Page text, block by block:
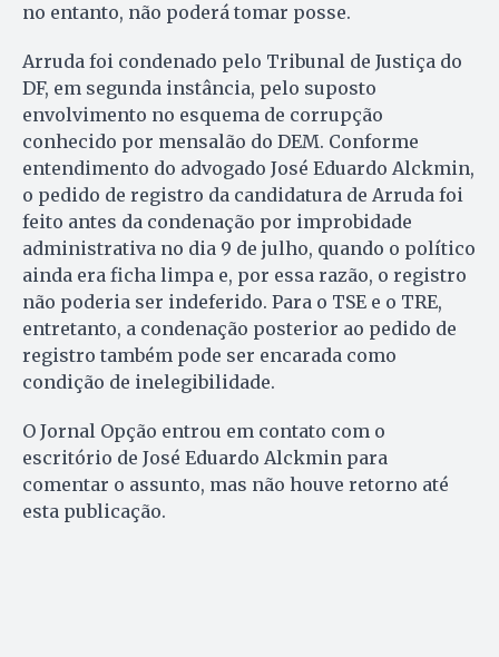
no entanto, não poderá tomar posse.
Arruda foi condenado pelo Tribunal de Justiça do
DF, em segunda instância, pelo suposto
envolvimento no esquema de corrupção
conhecido por mensalão do DEM. Conforme
entendimento do advogado José Eduardo Alckmin,
o pedido de registro da candidatura de Arruda foi
feito antes da condenação por improbidade
administrativa no dia 9 de julho, quando o político
ainda era ficha limpa e, por essa razão, o registro
não poderia ser indeferido. Para o TSE e o TRE,
entretanto, a condenação posterior ao pedido de
registro também pode ser encarada como
condição de inelegibilidade.
O Jornal Opção entrou em contato com o
escritório de José Eduardo Alckmin para
comentar o assunto, mas não houve retorno até
esta publicação.